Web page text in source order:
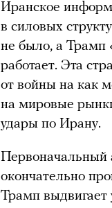
Иранское
в силовых
не было, а Трамп
работает. Эта
от войны на как
на мировые
удары по Ирану.
Первоначальный
окончательно
Трамп выдвигает